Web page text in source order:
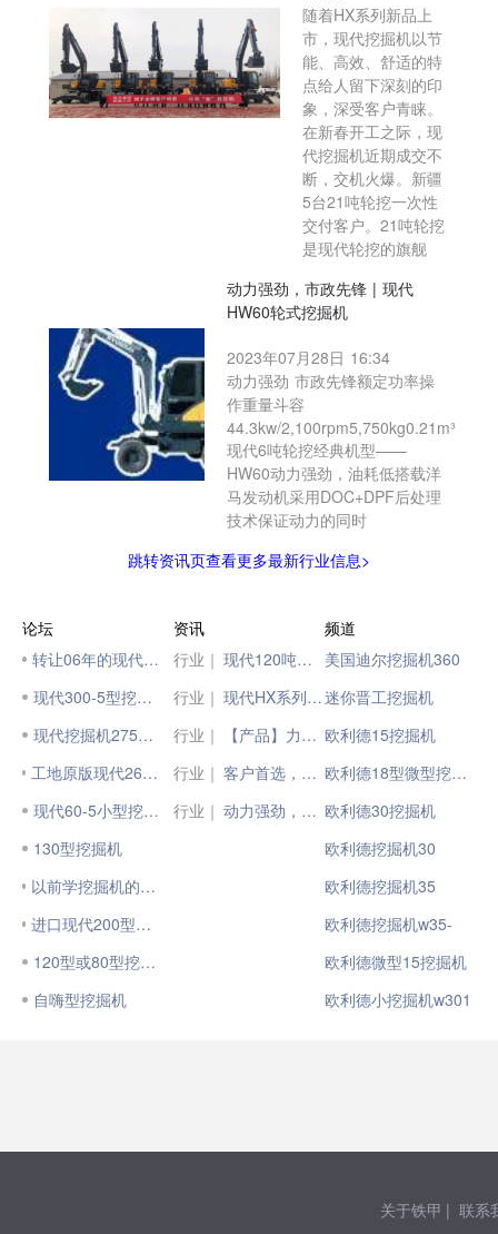
随着HX系列新品上
市，现代挖掘机以节
能、高效、舒适的特
点给人留下深刻的印
象，深受客户青睐。
在新春开工之际，现
代挖掘机近期成交不
断，交机火爆。新疆
5台21吨轮挖一次性
交付客户。21吨轮挖
是现代轮挖的旗舰
动力强劲，市政先锋 | 现代
HW60轮式挖掘机
2023年07月28日 16:34
动力强劲 市政先锋额定功率操
作重量斗容
44.3kw/2,100rpm5,750kg0.21m³
现代6吨轮挖经典机型——
HW60动力强劲，油耗低搭载洋
马发动机采用DOC+DPF后处理
技术保证动力的同时
跳转资讯页查看更多最新行业信息>
论坛
转让06年的现代55挖掘机
现代300-5型挖掘机
现代挖掘机275一9型
工地原版现代260-7型挖掘机转让
现代60-5小型挖掘机
130型挖掘机
以前学挖掘机的时候，06年
进口现代200型轮式挖掘机转让
120型或80型挖掘机
自嗨型挖掘机
资讯
行业｜
现代120吨超大型挖掘机 震撼来袭！
行业｜
现代HX系列挖掘机，焕新升级
行业｜
【产品】力量之星 | 现代HX405L挖掘机
行业｜
客户首选，大展宏图 | 现代挖掘机新春交机忙
行业｜
动力强劲，市政先锋 | 现代HW60轮式挖掘机
频道
美国迪尔挖掘机360
迷你晋工挖掘机
欧利德15挖掘机
欧利德18型微型挖掘机
欧利德30挖掘机
欧利德挖掘机30
欧利德挖掘机35
欧利德挖掘机w35-
欧利德微型15挖掘机
欧利德小挖掘机w301
关于铁甲 | 联系